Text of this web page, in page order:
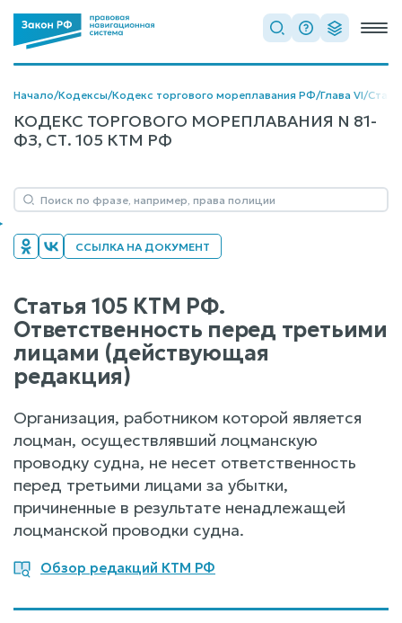
Начало/Кодексы/Кодекс торгового мореплавания РФ/Глава VI/
КОДЕКС ТОРГОВОГО МОРЕПЛАВАНИЯ N 81-
ФЗ, СТ. 105 КТМ РФ
ССЫЛКА НА ДОКУМЕНТ
Статья 105 КТМ РФ.
Ответственность перед третьими
лицами (действующая
редакция)
Организация, работником которой является
лоцман, осуществлявший лоцманскую
проводку судна, не несет ответственность
перед третьими лицами за убытки,
причиненные в результате ненадлежащей
лоцманской проводки судна.
Обзор редакций КТМ РФ